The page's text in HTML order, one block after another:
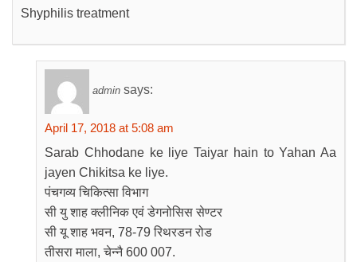
Shyphilis treatment
admin says:
April 17, 2018 at 5:08 am
Sarab Chhodane ke liye Taiyar hain to Yahan Aa
jayen Chikitsa ke liye.
पंचगव्य चिकित्सा विभाग
सी यु शाह क्लीनिक एवं डेगनोसिस सेण्टर
सी यू शाह भवन, 78-79 रिथरडन रोड
तीसरा माला, चेन्नै 600 007.